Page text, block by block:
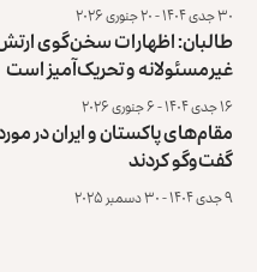
۳۰ جدی ۱۴۰۴ - ۲۰ جنوری ۲۰۲۶
طالبان: اظهارات سخن‌گوی
غیرمسئولانه و تحریک‌‌آمیز است
۱۶ جدی ۱۴۰۴ - ۶ جنوری ۲۰۲۶
مقام‌های پاکستان و ایران در
گفت‌وگو کردند
۹ جدی ۱۴۰۴ - ۳۰ دسمبر ۲۰۲۵